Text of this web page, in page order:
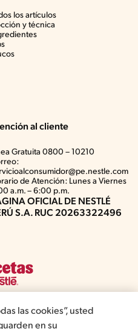
los artículos
y técnica
al cliente
Gratuita 0800 – 10210
de Atención: Lunes a Viernes
a.m. – 6:00 p.m.
OFICIAL DE NESTLÉ
S.A. RUC 20263322496
las cookies”, usted
en su